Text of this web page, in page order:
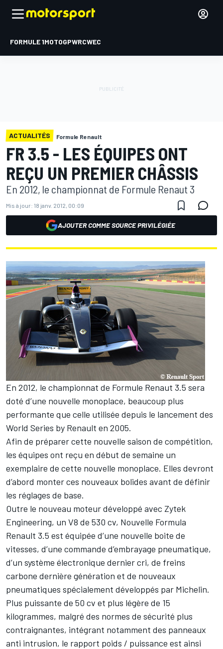
FORMULE 1MOTOGPWRCWEC
ACTUALITÉS Formule Renault
FR 3.5 - LES ÉQUIPES ONT
REÇU UN PREMIER CHÂSSIS
En 2012, le championnat de Formule Renaut 3
Mis à jour: 18 janv. 2012, 00:09
AJOUTER COMME SOURCE PRIVILÉGIÉE
En 2012, le championnat de Formule Renaut 3.5 sera
doté d’une nouvelle monoplace, beaucoup plus
performante que celle utilisée depuis le lancement des
World Series by Renault en 2005.
Afin de préparer cette nouvelle saison de compétition,
les équipes ont reçu en début de semaine un
exemplaire de cette nouvelle monoplace. Elles devront
d’abord monter ces nouveaux bolides avant de définir
les réglages de base.
Outre le nouveau moteur développé avec Zytek
Engineering, un V8 de 530 cv, Nouvelle Formula
Renault 3.5 est équipée d’une nouvelle boite de
vitesses, d’une commande d’embrayage pneumatique,
d’un système électronique dernier cri, de freins
carbone dernière génération et de nouveaux
pneumatiques spécialement développés par Michelin.
Plus puissante de 50 cv et plus légère de 15
kilogrammes, malgré des normes de sécurité plus
contraignantes, intégrant notamment des panneaux
anti intrusion, le rapport poids / puissance est ainsi